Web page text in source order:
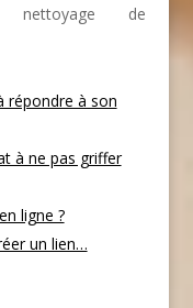
nettoyage de
répondre à son
à ne pas griffer
ligne ?
un lien…